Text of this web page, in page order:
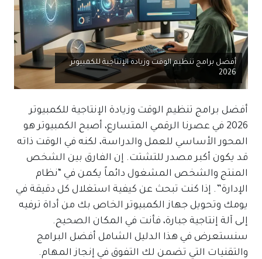
أفضل برامج تنظيم الوقت وزيادة الإنتاجية للكمبيوتر
2026
أفضل برامج تنظيم الوقت وزيادة الإنتاجية للكمبيوتر
2026 في عصرنا الرقمي المتسارع، أصبح الكمبيوتر هو
المحور الأساسي للعمل والدراسة، لكنه في الوقت ذاته
قد يكون أكبر مصدر للتشتت. إن الفارق بين الشخص
المنتج والشخص المشغول دائماً يكمن في “نظام
الإدارة”. إذا كنت تبحث عن كيفية استغلال كل دقيقة في
يومك وتحويل جهاز الكمبيوتر الخاص بك من أداة ترفيه
إلى آلة إنتاجية جبارة، فأنت في المكان الصحيح.
سنستعرض في هذا الدليل الشامل أفضل البرامج
والتقنيات التي تضمن لك التفوق في إنجاز المهام.